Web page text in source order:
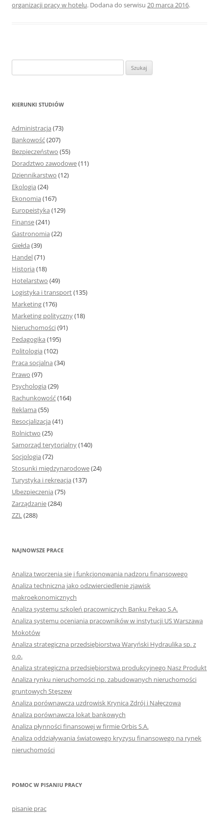
organizacji pracy w hotelu. Dodana do serwisu 20 marca 2016.
z
KIERUNKI STUDIÓW
Administracja (73)
Bankowość(207)
Bezpieczeństwo (55)
Doradztwo zawodowe(11)
Dziennikarstwo (12)
Ekologia (24)
Ekonomia (167)
Europeistyka (129)
Finanse(241)
Gastronomia (22)
Giełda (39)
Handel(71)
Historia (18)
Hotelarstwo (49)
Logistyka i transport(135)
Marketing(176)
Marketing polityczny(18)
Nieruchomości(91)
Pedagogika (195)
Politologia (102)
Praca socjalna (34)
Prawo (97)
Psychologia (29)
Rachunkowość(164)
Reklama (55)
Resocjalizacja (41)
Rolnictwo (25)
Samorząd terytorialny(140)
Socjologia (72)
Stosunki międzynarodowe(24)
Turystyka i rekreacja (137)
Ubezpieczenia (75)
Zarządzanie(284)
ZZL(288)
NAJNOWSZE PRACE
Analiza tworzenia się i funkcjonowania nadzoru finansowego
Analiza techniczna jako odzwierciedlenie zjawisk
makroekonomicznych
Analiza systemu szkoleń pracowniczych Banku Pekao S.A.
Analiza systemu oceniania pracowników w instytucji US Warszawa
Mokotów
Analiza strategiczna przedsiębiorstwa Waryński Hydraulika sp. z
o.o.
Analiza strategiczna przedsiębiorstwa produkcyjnego Nasz Produkt
Analiza rynku nieruchomości np. zabudowanych nieruchomości
gruntowych Stęszew
Analiza porównawcza uzdrowisk Krynica Zdrój i Nałęczowa
Analiza porównawcza lokat bankowych
Analiza płynności finansowej w firmie Orbis S.A.
Analiza oddziaływania światowego kryzysu finansowego na rynek
nieruchomości
POMOC W PISANIU PRACY
pisanie prac